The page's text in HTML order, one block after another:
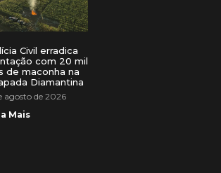
Civil erradica
com 20 mil
de maconha na
Diamantina
agosto de 2026
Mais